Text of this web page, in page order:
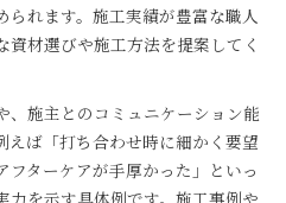
られます。施工実績が豊富な職人
材選びや施工方法を提案してく
、施主とのコミュニケーション能
えば「打ち合わせ時に細かく要望
フターケアが手厚かった」といっ
力を示す具体例です。施工事例や